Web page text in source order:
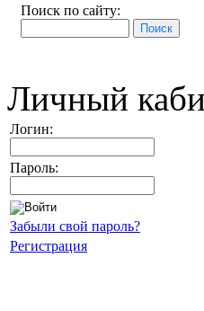
Поиск по сайту:
Личный
Логин:
Пароль:
Забыли свой пароль?
Регистрация